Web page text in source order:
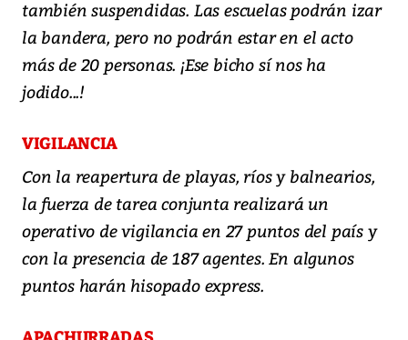
también suspendidas. Las escuelas podrán izar
la bandera, pero no podrán estar en el acto
más de 20 personas. ¡Ese bicho sí nos ha
jodido...!
VIGILANCIA
Con la reapertura de playas, ríos y balnearios,
la fuerza de tarea conjunta realizará un
operativo de vigilancia en 27 puntos del país y
con la presencia de 187 agentes. En algunos
puntos harán hisopado express.